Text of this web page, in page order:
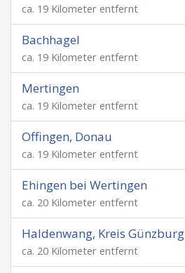
ca. 19 Kilometer entfernt
Bachhagel
ca. 19 Kilometer entfernt
Mertingen
ca. 19 Kilometer entfernt
Offingen, Donau
ca. 19 Kilometer entfernt
Ehingen bei Wertingen
ca. 20 Kilometer entfernt
Haldenwang, Kreis Günzburg
ca. 20 Kilometer entfernt